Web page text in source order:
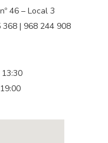
46 – Local 3
368 | 968 244 908